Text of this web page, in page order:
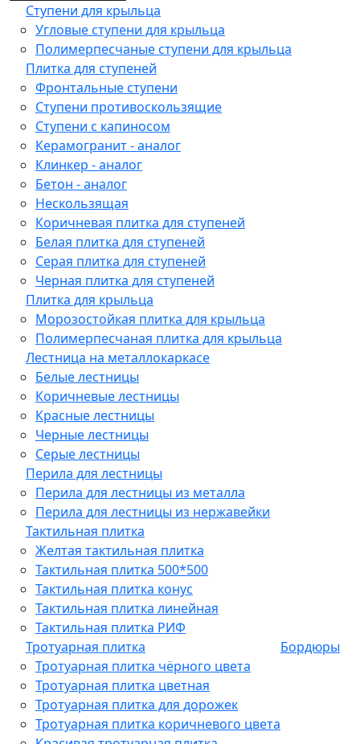
Ступени для крыльца
Угловые ступени для крыльца
Полимерпесчаные ступени для крыльца
Плитка для ступеней
Фронтальные ступени
Ступени противоскользящие
Ступени с капиносом
Керамогранит - аналог
Клинкер - аналог
Бетон - аналог
Нескользящая
Коричневая плитка для ступеней
Белая плитка для ступеней
Серая плитка для ступеней
Черная плитка для ступеней
Плитка для крыльца
Морозостойкая плитка для крыльца
Полимерпесчаная плитка для крыльца
Лестница на металлокаркасе
Белые лестницы
Коричневые лестницы
Красные лестницы
Черные лестницы
Серые лестницы
Перила для лестницы
Перила для лестницы из металла
Перила для лестницы из нержавейки
Тактильная плитка
Желтая тактильная плитка
Тактильная плитка 500*500
Тактильная плитка конус
Тактильная плитка линейная
Тактильная плитка РИФ
Тротуарная плитка
Тротуарная плитка чёрного цвета
Тротуарная плитка цветная
Тротуарная плитка для дорожек
Тротуарная плитка коричневого цвета
Бордюры